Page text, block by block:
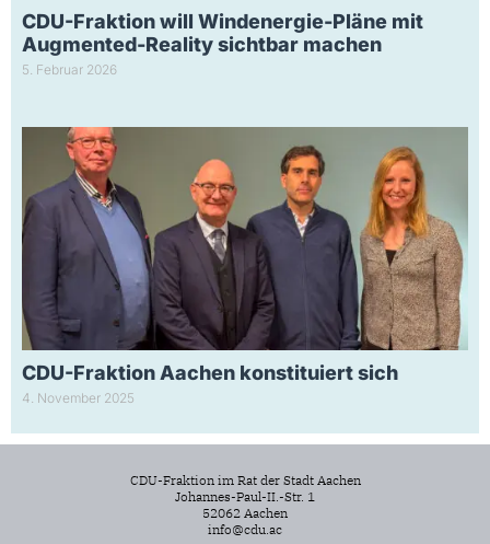
CDU-Fraktion will Windenergie-Pläne mit
Augmented-Reality sichtbar machen
5. Februar 2026
CDU-Fraktion Aachen konstituiert sich
4. November 2025
CDU-Fraktion im Rat der Stadt Aachen
Johannes-Paul-II.-Str. 1
52062 Aachen
info@cdu.ac